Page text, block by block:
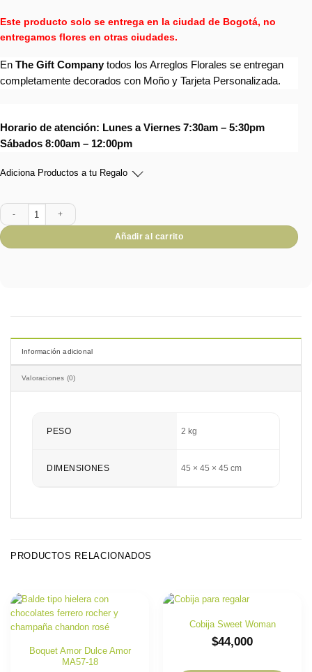
Este producto solo se entrega en la ciudad de Bogotá, no
entregamos flores en otras ciudades.
En The Gift Companytodos los Arreglos Florales se entregan
completamente decorados con Moño y Tarjeta Personalizada.
Horario de atención: Lunes a Viernes 7:30am – 5:30pm
Sábados 8:00am – 12:00pm
Adiciona Productos a tu Regalo
Floral Cubo MA20-33 cantidad
Añadir al carrito
Información adicional
Valoraciones (0)
PESO 2 kg
DIMENSIONES 45 × 45 × 45 cm
PRODUCTOS RELACIONADOS
Boquet Amor Dulce Amor
MA57-18
Cobija Sweet Woman
$44,000